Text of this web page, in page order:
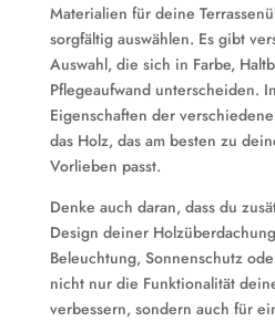
Materialien für deine
sorgfältig auswählen. Es gibt
Auswahl, die sich in Farbe,
Pflegeaufwand unterscheiden.
Eigenschaften der
das Holz, das am besten zu
Vorlieben passt.
Denke auch daran, dass du
Design deiner
Beleuchtung, Sonnenschutz
nicht nur die Funktionalität
verbessern, sondern auch für